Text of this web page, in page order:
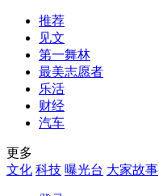
推荐
见文
第一舞林
最美志愿者
乐活
财经
汽车
更多
文化 科技 曝光台 大家故事